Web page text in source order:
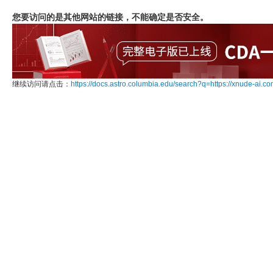
您要访问的是其他网站的链接，不能确定是否安全。
继续访问请点击： https://docs.astro.columbia.edu/search?q=https://xnude-